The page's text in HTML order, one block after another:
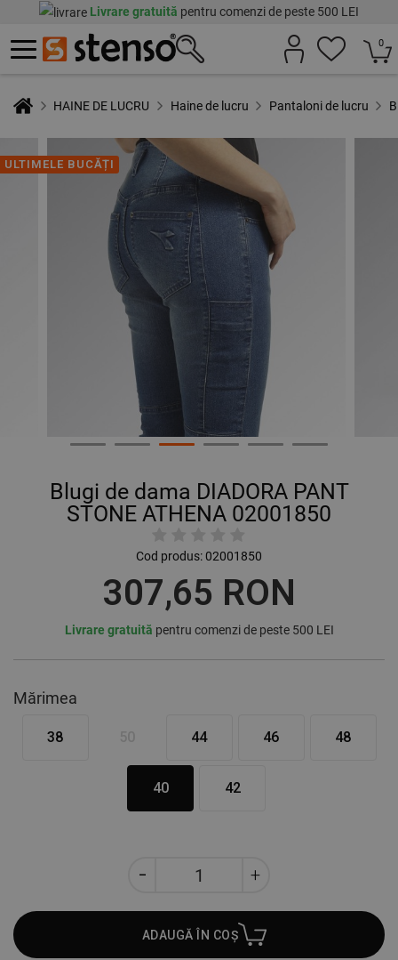
Livrare gratuită pentru comenzi de peste 500 LEI
0
HAINE DE LUCRU Haine de lucru Pantaloni de lucru
ULTIMELE BUCĂȚI
Blugi de dama DIADORA PANT
STONE ATHENA 02001850
Cod produs:02001850
307,65 RON
Livrare gratuită pentru comenzi de peste 500 LEI
Mărimea
38 44 46 48
40 42
ADAUGĂ ÎN COȘ